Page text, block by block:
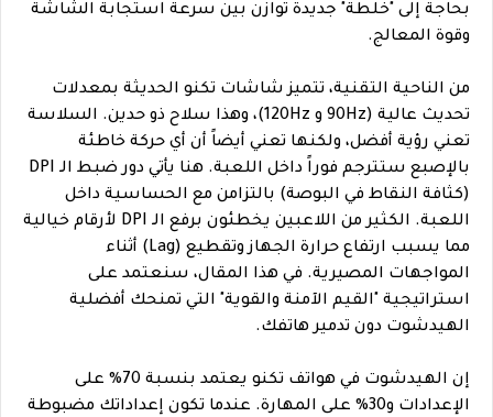
بحاجة إلى "خلطة" جديدة توازن بين سرعة استجابة الشاشة
وقوة المعالج.
من الناحية التقنية، تتميز شاشات تكنو الحديثة بمعدلات
تحديث عالية (90Hz و 120Hz)، وهذا سلاح ذو حدين. السلاسة
تعني رؤية أفضل، ولكنها تعني أيضاً أن أي حركة خاطئة
بالإصبع ستترجم فوراً داخل اللعبة. هنا يأتي دور ضبط الـ DPI
(كثافة النقاط في البوصة) بالتزامن مع الحساسية داخل
اللعبة. الكثير من اللاعبين يخطئون برفع الـ DPI لأرقام خيالية
مما يسبب ارتفاع حرارة الجهاز وتقطيع (Lag) أثناء
المواجهات المصيرية. في هذا المقال، سنعتمد على
استراتيجية "القيم الآمنة والقوية" التي تمنحك أفضلية
الهيدشوت دون تدمير هاتفك.
إن الهيدشوت في هواتف تكنو يعتمد بنسبة 70% على
الإعدادات و30% على المهارة. عندما تكون إعداداتك مضبوطة